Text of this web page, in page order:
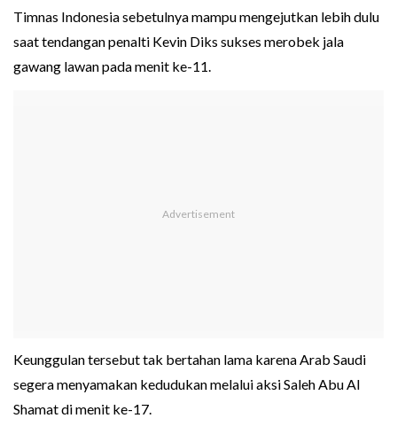
Timnas Indonesia sebetulnya mampu mengejutkan lebih dulu
saat tendangan penalti Kevin Diks sukses merobek jala
gawang lawan pada menit ke-11.
Keunggulan tersebut tak bertahan lama karena Arab Saudi
segera menyamakan kedudukan melalui aksi Saleh Abu Al
Shamat di menit ke-17.